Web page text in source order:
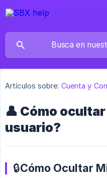
Artículos sobre: Cuenta y
👤 Cómo
usuario?
🔒Cómo Ocultar